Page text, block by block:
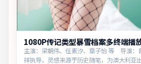
1080P传记类型暴雪档案多终端播
主演：梁朝伟、任素汐、章子怡 等 导演
祥执导，灵感来源于历史随笔，为澳大利亚